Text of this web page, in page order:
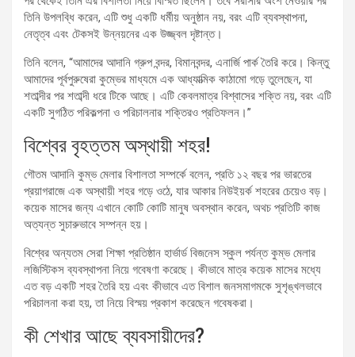
তিনি উপলব্ধি করেন, এটি শুধু একটি ধর্মীয় অনুষ্ঠান নয়, বরং এটি ব্যবস্থাপনা,
নেতৃত্ব এবং টেকসই উন্নয়নের এক উজ্জ্বল দৃষ্টান্ত।
তিনি বলেন, “আমাদের আদানি গ্রুপ বন্দর, বিমানবন্দর, এনার্জি পার্ক তৈরি করে। কিন্তু
আমাদের পূর্বপুরুষেরা কুম্ভের মাধ্যমে এক আধ্যাত্মিক কাঠামো গড়ে তুলেছেন, যা
শতাব্দীর পর শতাব্দী ধরে টিকে আছে। এটি কেবলমাত্র বিশ্বাসের শক্তি নয়, বরং এটি
একটি সুগঠিত পরিকল্পনা ও পরিচালনার শক্তিরও প্রতিফলন।”
বিশ্বের বৃহত্তম অস্থায়ী শহর!
গৌতম আদানি কুম্ভ মেলার বিশালতা সম্পর্কে বলেন, প্রতি ১২ বছর পর ভারতের
প্রয়াগরাজে এক অস্থায়ী শহর গড়ে ওঠে, যার আকার নিউইয়র্ক শহরের চেয়েও বড়।
কয়েক মাসের জন্য এখানে কোটি কোটি মানুষ অবস্থান করেন, অথচ প্রতিটি কাজ
অত্যন্ত সুচারুভাবে সম্পন্ন হয়।
বিশ্বের অন্যতম সেরা শিক্ষা প্রতিষ্ঠান হার্ভার্ড বিজনেস স্কুল পর্যন্ত কুম্ভ মেলার
লজিস্টিকস ব্যবস্থাপনা নিয়ে গবেষণা করেছে। কীভাবে মাত্র কয়েক মাসের মধ্যে
এত বড় একটি শহর তৈরি হয় এবং কীভাবে এত বিশাল জনসমাগমকে সুশৃঙ্খলভাবে
পরিচালনা করা হয়, তা নিয়ে বিস্ময় প্রকাশ করেছেন গবেষকরা।
কী শেখার আছে ব্যবসায়ীদের?